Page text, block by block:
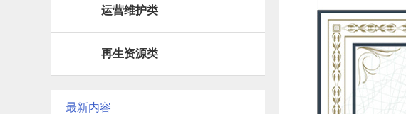
运营维护类
再生资源类
最新内容